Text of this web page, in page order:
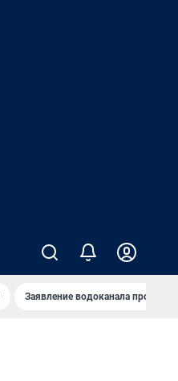
Заявление водоканала про